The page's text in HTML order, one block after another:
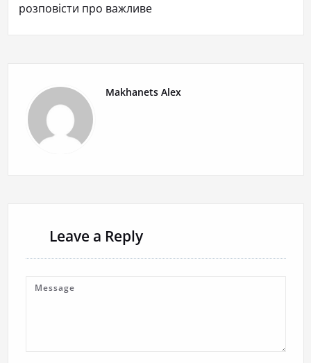
розповісти про важливе
Makhanets Alex
Leave a Reply